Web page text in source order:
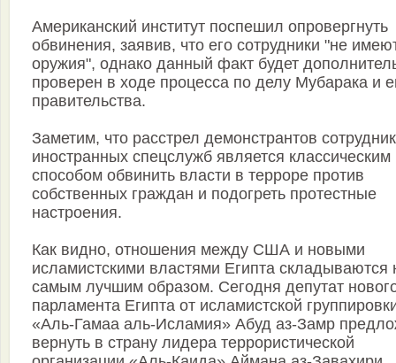
Американский институт поспешил опровергнуть
обвинения, заявив, что его сотрудники "не
оружия", однако данный факт будет
проверен в ходе процесса по делу Мубарака и
правительства.
Заметим, что расстрел демонстрантов
иностранных спецслужб является классическим
способом обвинить власти в терроре против
собственных граждан и подогреть протестные
настроения.
Как видно, отношения между США и новыми
исламистскими властями Египта складываются
самым лучшим образом. Сегодня депутат
парламента Египта от исламистской
«Аль-Гамаа аль-Исламия» Абуд аз-Замр
вернуть в страну лидера террористической